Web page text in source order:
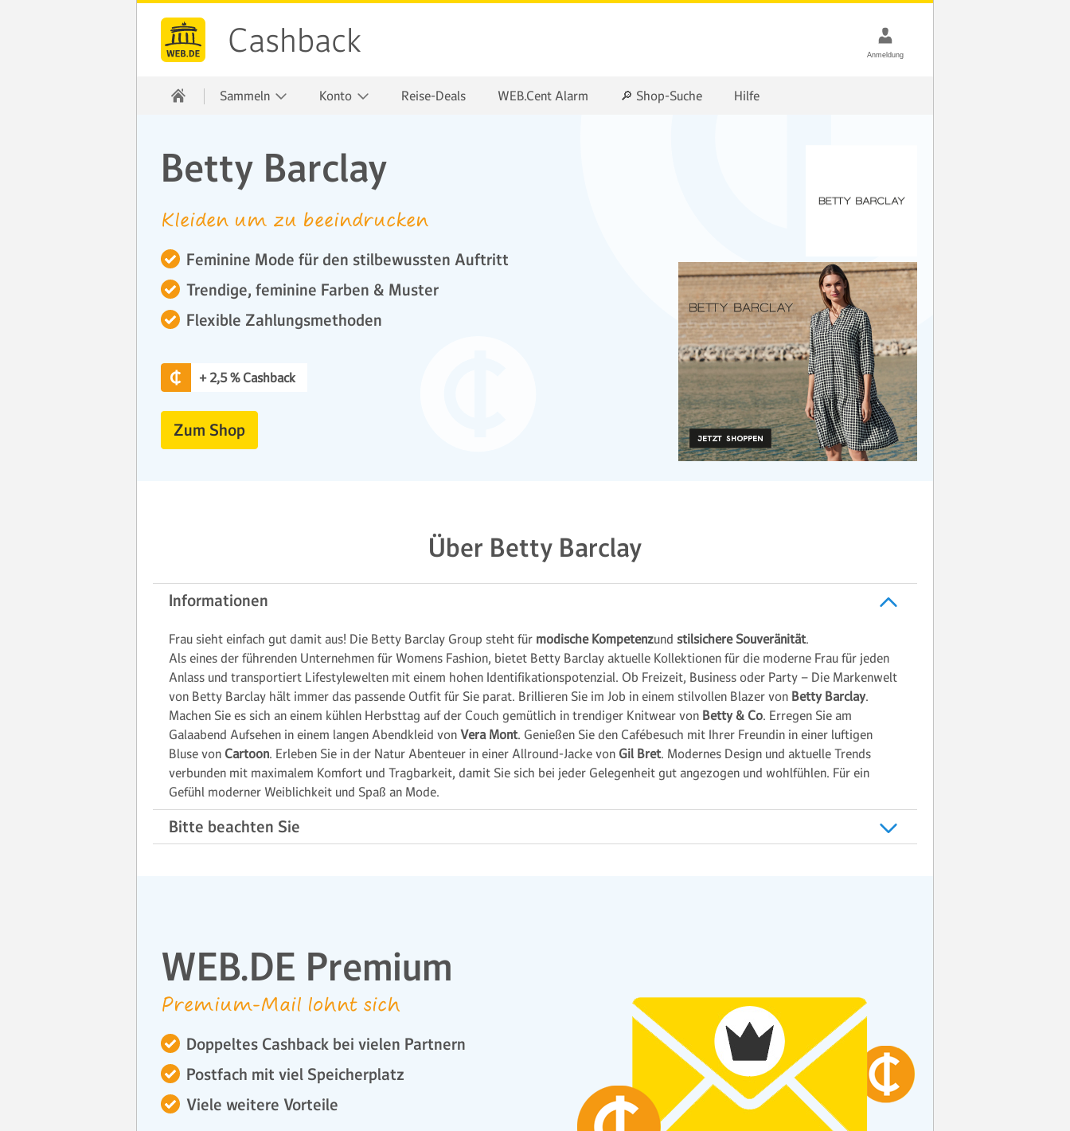
Cashback
Sammeln Konto Reise-Deals WEB.Cent Alarm 🔎 Shop-Suche Hilfe
Betty Barclay
Kleiden um zu beeindrucken
Feminine Mode für den stilbewussten Auftritt
Trendige, feminine Farben & Muster
Flexible Zahlungsmethoden
+ 2,5 % Cashback
Zum Shop
Über Betty Barclay
Informationen
Frau sieht einfach gut damit aus! Die Betty Barclay Group steht für modische Kompetenzund stilsichere Souveränität.
Als eines der führenden Unternehmen für Womens Fashion, bietet Betty Barclay aktuelle Kollektionen für die moderne Frau für jeden
Anlass und transportiert Lifestylewelten mit einem hohen Identifikationspotenzial. Ob Freizeit, Business oder Party – Die Markenwelt
von Betty Barclay hält immer das passende Outfit für Sie parat. Brillieren Sie im Job in einem stilvollen Blazer von Betty Barclay.
Machen Sie es sich an einem kühlen Herbsttag auf der Couch gemütlich in trendiger Knitwear von Betty & Co. Erregen Sie am
Galaabend Aufsehen in einem langen Abendkleid von Vera Mont. Genießen Sie den Cafébesuch mit Ihrer Freundin in einer luftigen
Bluse von Cartoon. Erleben Sie in der Natur Abenteuer in einer Allround-Jacke von Gil Bret. Modernes Design und aktuelle Trends
verbunden mit maximalem Komfort und Tragbarkeit, damit Sie sich bei jeder Gelegenheit gut angezogen und wohlfühlen. Für ein
Gefühl moderner Weiblichkeit und Spaß an Mode.
Bitte beachten Sie
WEB.DE Premium
Premium-Mail lohnt sich
Doppeltes Cashback bei vielen Partnern
Postfach mit viel Speicherplatz
Viele weitere Vorteile